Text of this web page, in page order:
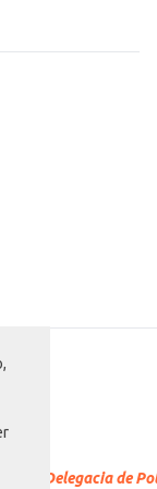
a Delegacia de